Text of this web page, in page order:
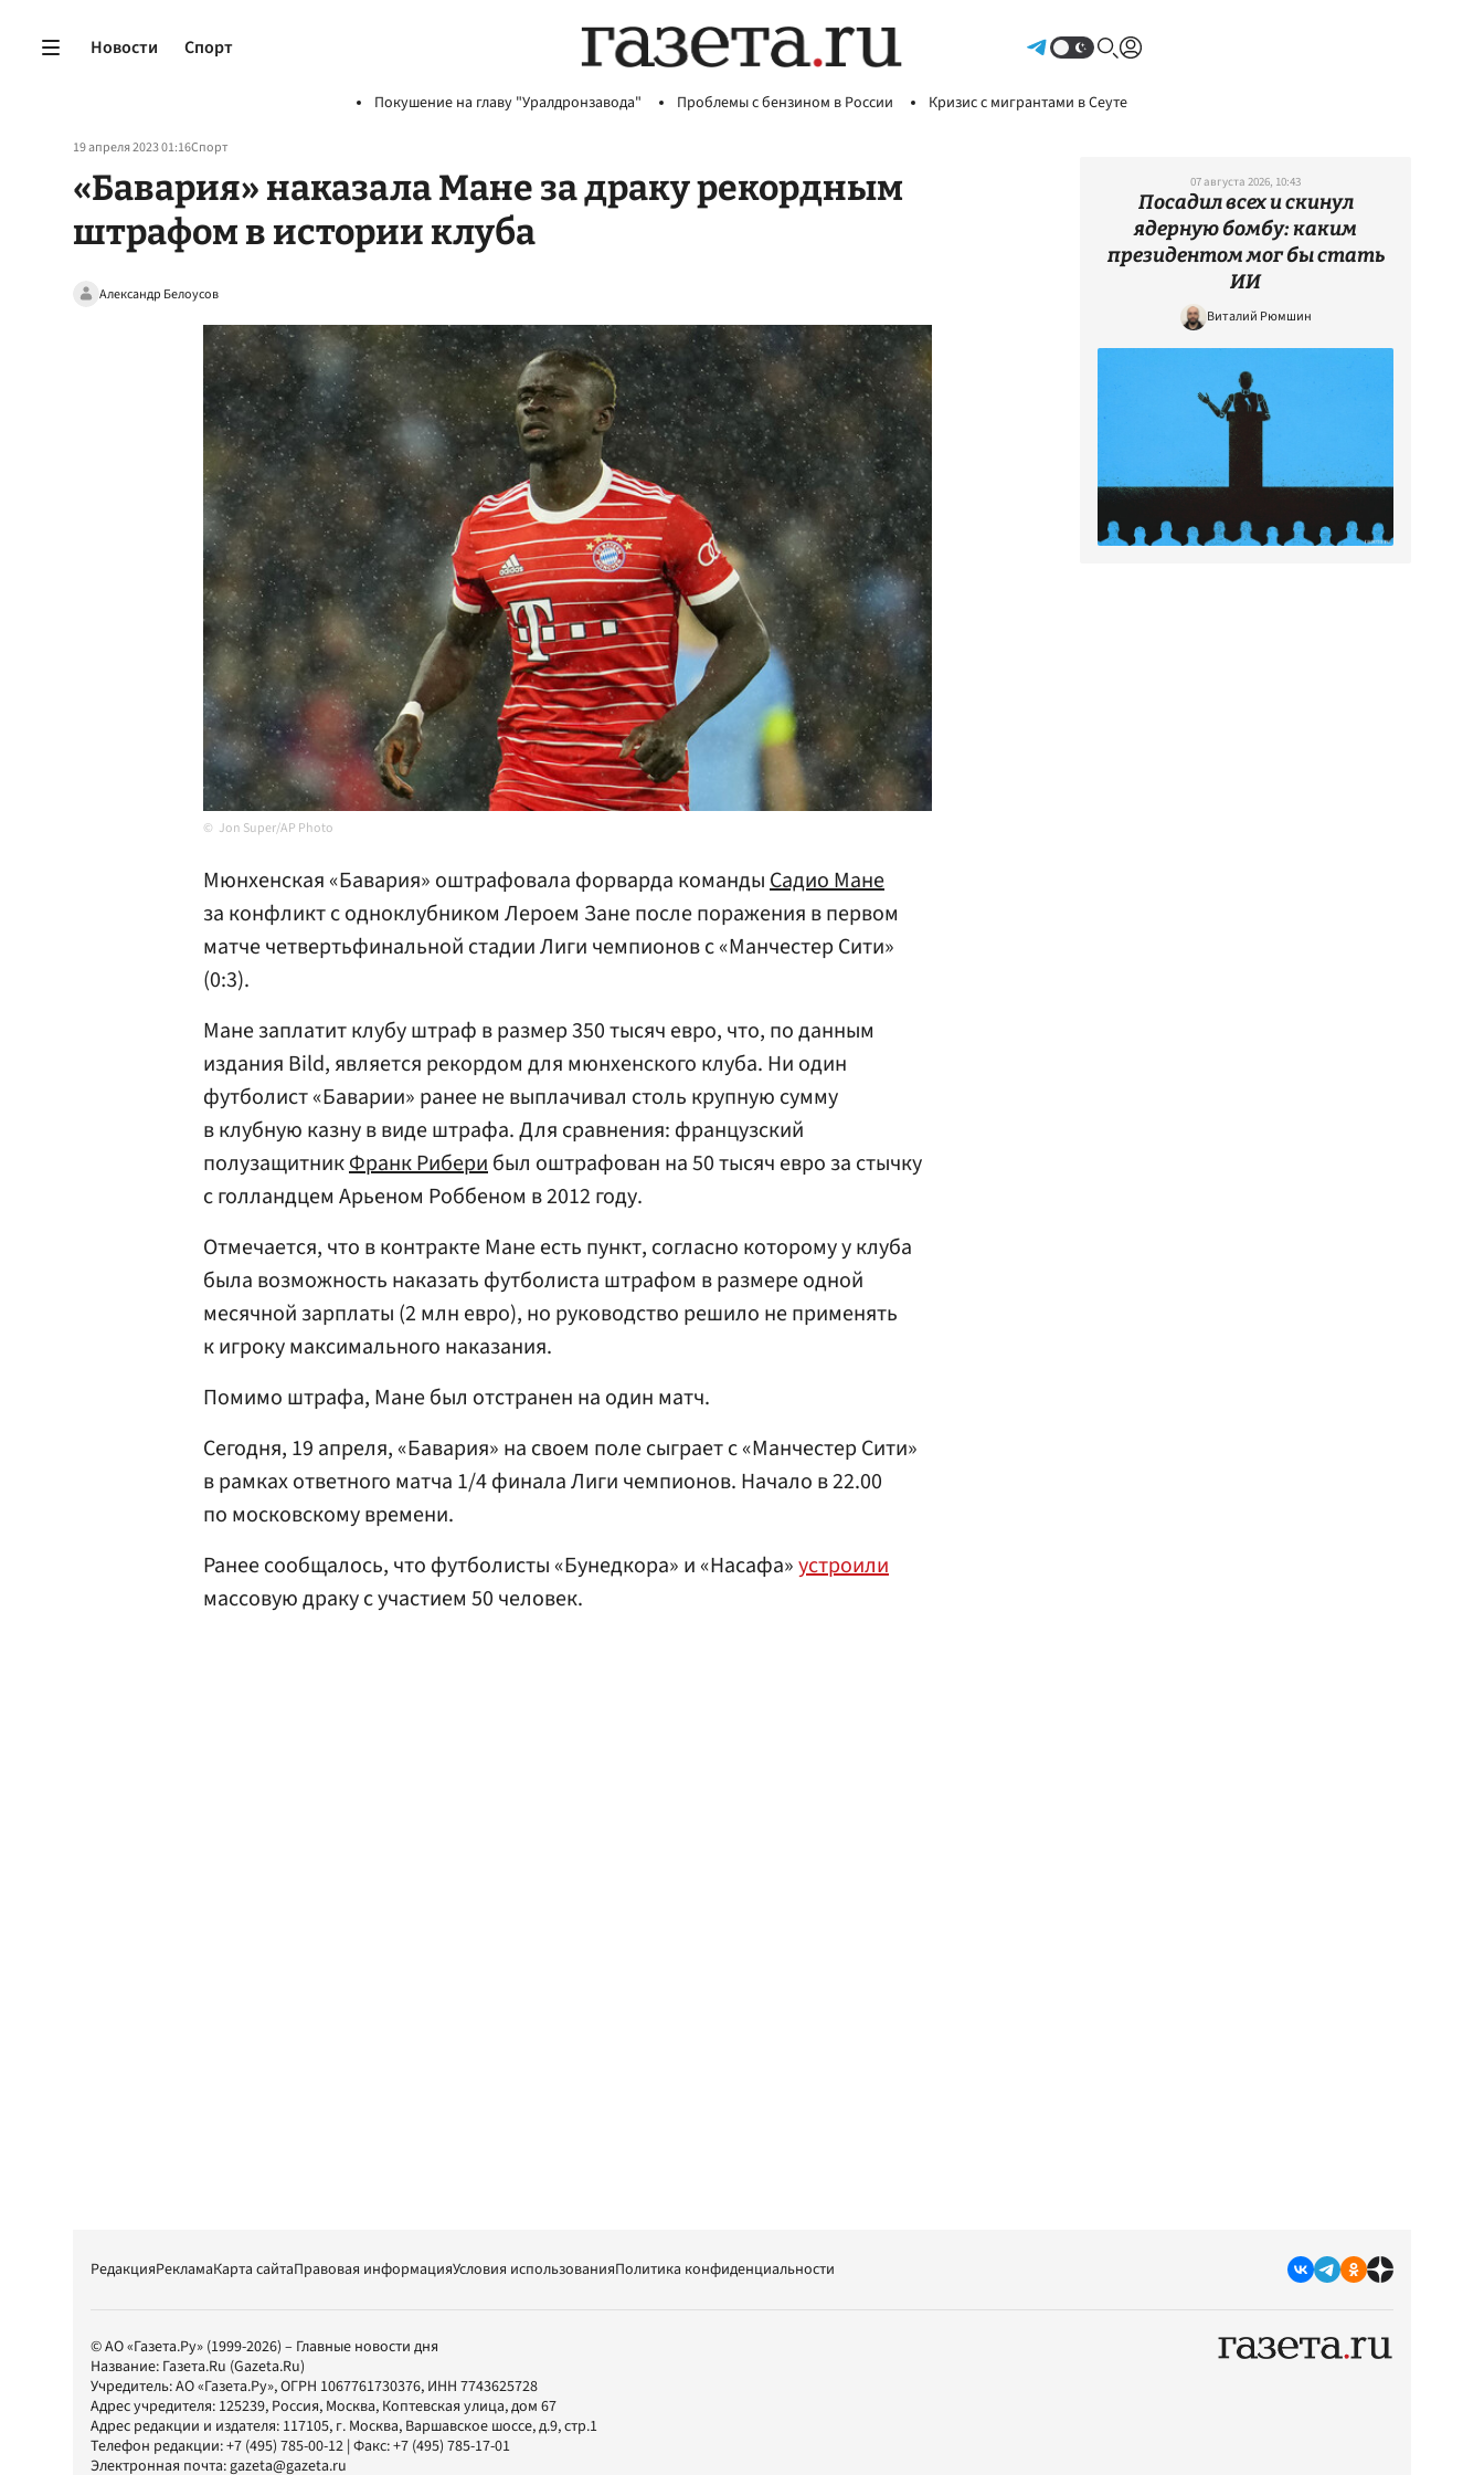
Новости Спорт
Покушение на главу "Уралдронзавода" Проблемы с бензином в России Кризис с мигрантами в Сеуте
19 апреля 2023 01:16Спорт
«Бавария» наказала Мане за драку рекордным
штрафом в истории клуба
Александр Белоусов
Jon Super/AP Photo
Мюнхенская «Бавария» оштрафовала форварда командыСадио Мане
за конфликт с одноклубником Лероем Зане после поражения в первом
матче четвертьфинальной стадии Лиги чемпионов с «Манчестер Сити»
(0:3).
Мане заплатит клубу штраф в размер 350 тысяч евро, что, по данным
издания Bild, является рекордом для мюнхенского клуба. Ни один
футболист «Баварии» ранее не выплачивал столь крупную сумму
в клубную казну в виде штрафа. Для сравнения: французский
полузащитникФранк Риберибыл оштрафован на 50 тысяч евро за стычку
с голландцем Арьеном Роббеном в 2012 году.
Отмечается, что в контракте Мане есть пункт, согласно которому у клуба
была возможность наказать футболиста штрафом в размере одной
месячной зарплаты (2 млн евро), но руководство решило не применять
к игроку максимального наказания.
Помимо штрафа, Мане был отстранен на один матч.
Сегодня, 19 апреля, «Бавария» на своем поле сыграет с «Манчестер Сити»
в рамках ответного матча 1/4 финала Лиги чемпионов. Начало в 22.00
по московскому времени.
Ранее сообщалось, что футболисты «Бунедкора» и «Насафа»устроили
массовую драку с участием 50 человек.
07 августа 2026, 10:43
Посадил всех и скинул
ядерную бомбу: каким
президентом мог бы стать
ИИ
Виталий Рюмшин
РедакцияРекламаКарта сайтаПравовая информацияУсловия использованияПолитика конфиденциальности
© АО «Газета.Ру» (1999-2026) – Главные новости дня
Название: Газета.Ru (Gazeta.Ru)
Учредитель:АО «Газета.Ру», ОГРН 1067761730376, ИНН 7743625728
Адрес учредителя: 125239, Россия, Москва, Коптевская улица, дом 67
Адрес редакции и издателя: 117105, г. Москва, Варшавское шоссе, д.9, стр.1
Телефон редакции:+7 (495) 785-00-12 | Факс:+7 (495) 785-17-01
Электронная почта:gazeta@gazeta.ru